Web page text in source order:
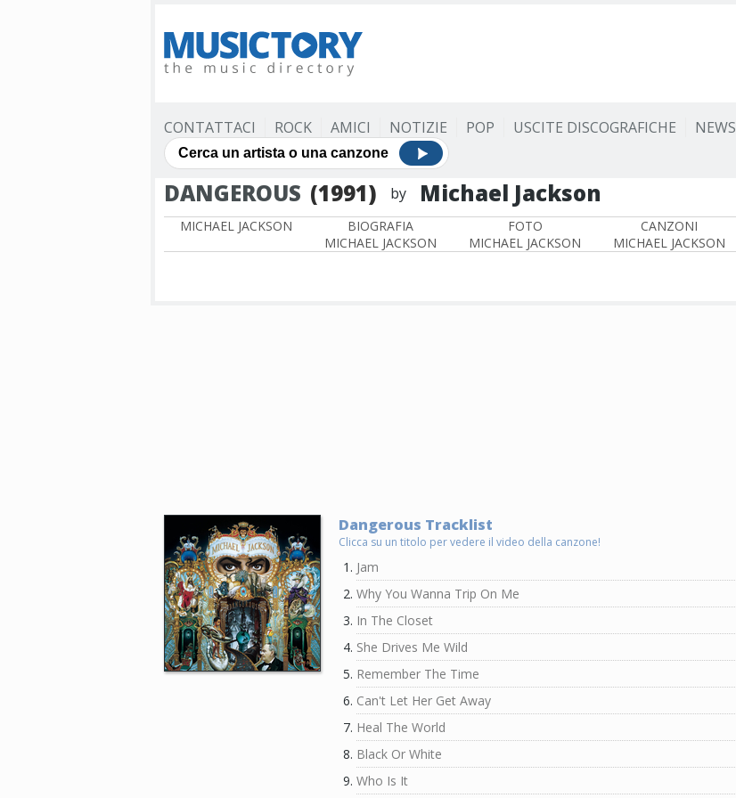
CONTATTACI ROCK AMICI NOTIZIE POP USCITE DISCOGRAFICHE NEWS
DANGEROUS (1991) by Michael Jackson
MICHAEL JACKSON
BIOGRAFIA
MICHAEL JACKSON
FOTO
MICHAEL JACKSON
CANZONI
MICHAEL JACKSON
Dangerous Tracklist
Clicca su un titolo per vedere il video della canzone!
Jam
Why You Wanna Trip On Me
In The Closet
She Drives Me Wild
Remember The Time
Can't Let Her Get Away
Heal The World
Black Or White
Who Is It